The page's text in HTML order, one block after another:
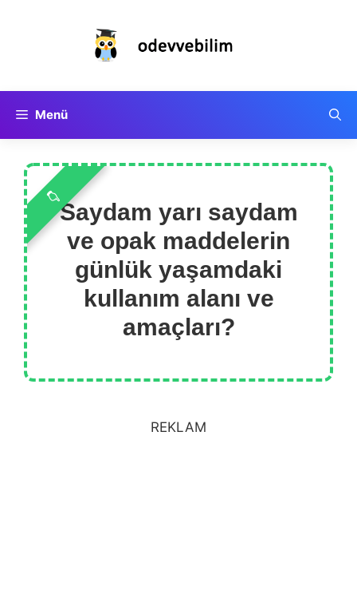
Menü
Saydam yarı saydam
ve opak maddelerin
günlük yaşamdaki
kullanım alanı ve
amaçları?
REKLAM